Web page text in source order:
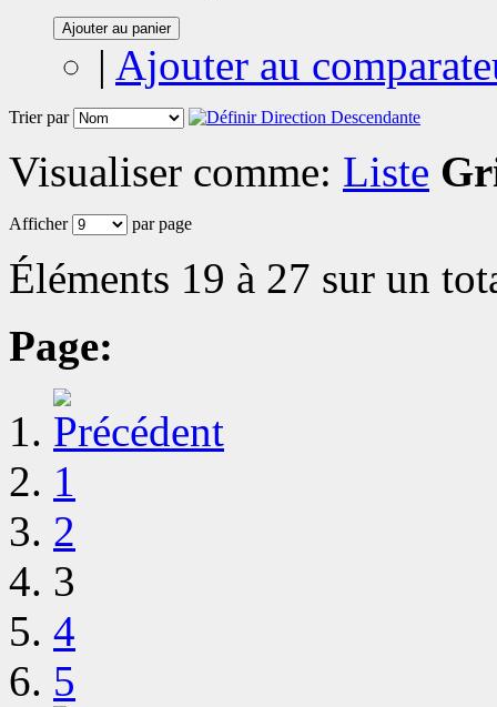
Ajouter au panier
| Ajouter au
Trier par
Visualiser comme: Liste
Afficher par page
Éléments 19 à 27 sur un
Page:
1
2
3
4
5